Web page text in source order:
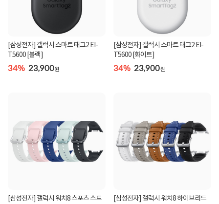
[삼성전자] 갤럭시 스마트 태그2 EI-
T5600 [블랙]
34% 23,900원
[삼성전자] 갤럭시 스마트 태그2 EI-
T5600 [화이트]
34% 23,900원
[삼성전자] 갤럭시 워치8 스포츠 스트
[삼성전자] 갤럭시 워치8 하이브리드